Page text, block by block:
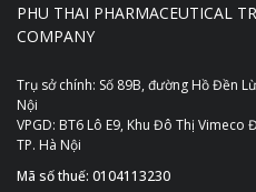
PHU THAI PHARMACEUTICAL
COMPANY
Trụ sở chính: Số 89B, đường Hồ Đền
Nội
VPGD: BT6 Lô E9, Khu Đô Thị
TP. Hà Nội
Mã số thuế: 0104113230